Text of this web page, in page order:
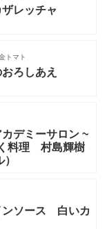
レッチャ
トマト
ろしあえ
デミーサロン ~
料理 村島輝樹
ンソース 白いカ